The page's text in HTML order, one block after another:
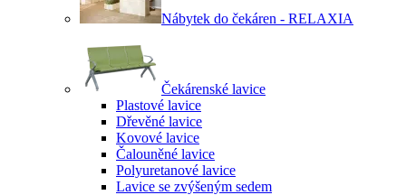
Nábytek do čekáren - RELAXIA
Čekárenské lavice
Plastové lavice
Dřevěné lavice
Kovové lavice
Čalouněné lavice
Polyuretanové lavice
Lavice se zvýšeným sedem